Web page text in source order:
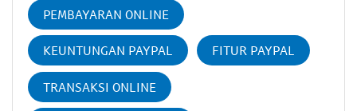
PEMBAYARAN ONLINE
KEUNTUNGAN PAYPAL FITUR PAYPAL
TRANSAKSI ONLINE